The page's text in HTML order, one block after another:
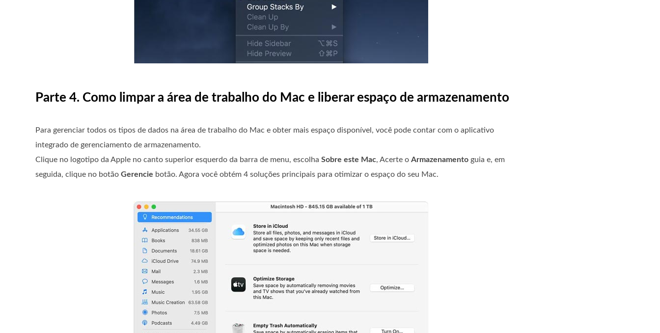
Parte 4. Como limpar a área de trabalho do Mac e liberar espaço de armazenamento
Para gerenciar todos os tipos de dados na área de trabalho do Mac e obter mais espaço disponível, você pode contar com o aplicativo
integrado de gerenciamento de armazenamento.
Clique no logotipo da Apple no canto superior esquerdo da barra de menu, escolha Sobre este Mac, Acerte o Armazenamento guia e, em
seguida, clique no botão Gerencie botão. Agora você obtém 4 soluções principais para otimizar o espaço do seu Mac.